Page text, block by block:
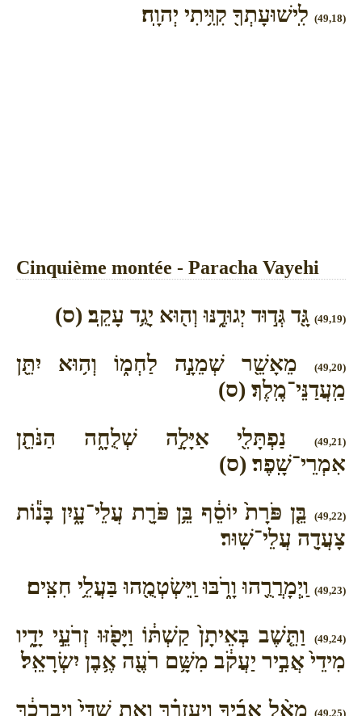
(49,18) לִֽישׁוּעָתְךָ֖ קִוִּ֥יתִי יְהוָֽה׃
Cinquième montée - Paracha Vayehi
(49,19) גָּ֖ד גְּד֣וּד יְגוּדֶ֑נּוּ וְה֖וּא יָגֻ֥ד עָקֵֽב׃ (ס)
(49,20)
מֵאָשֵׁ֖ר שְׁמֵנָ֣ה לַחְמ֑וֹ וְה֥וּא יִתֵּ֖ן
מַֽעֲדַנֵּי־מֶֽלֶךְ׃ (ס)
(49,21)
נַפְתָּלִ֖י אַיָּלָ֣ה שְׁלֻחָ֑ה הַנֹּתֵ֖ן
אִמְרֵי־שָֽׁפֶר׃ (ס)
(49,22)
בֵּ֤ן פֹּרָת֙ יוֹסֵ֔ף בֵּ֥ן פֹּרָ֖ת עֲלֵי־עָ֑יִן בָּנ֕וֹת
צָעֲדָ֖ה עֲלֵי־שֽׁוּר׃
(49,23) וַֽיְמָרֲרֻ֖הוּ וָרֹ֑בּוּ וַֽיִּשְׂטְמֻ֖הוּ בַּעֲלֵ֥י חִצִּֽים׃
(49,24)
וַתֵּ֤שֶׁב בְּאֵיתָן֙ קַשְׁתּ֔וֹ וַיָּפֹ֖זּוּ זְרֹעֵ֣י יָדָ֑יו
מִידֵי֙ אֲבִ֣יר יַעֲקֹ֔ב מִשָּׁ֥ם רֹעֶ֖ה אֶ֥בֶן יִשְׂרָאֵֽל׃
(49,25) מֵאֵ֨ל אָבִ֜יךָ וְיַעְזְרֶ֗ךָּ וְאֵ֤ת שַׁדַּי֙ וִיבָ֣רְכֶ֔ךָּ